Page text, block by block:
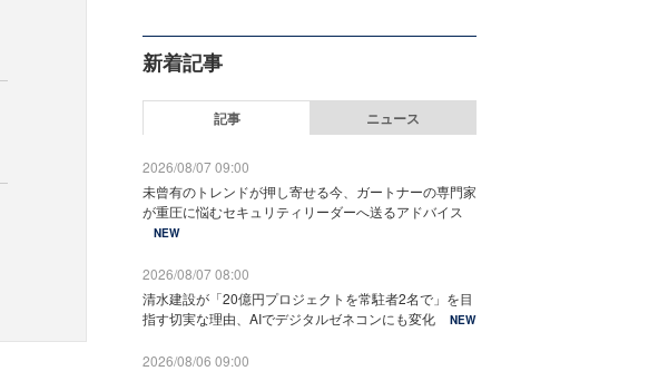
新着記事
記事 ニュース
2026/08/07 09:00
未曾有のトレンドが押し寄せる今、ガートナーの専門家
が重圧に悩むセキュリティリーダーへ送るアドバイス
NEW
2026/08/07 08:00
清水建設が「20億円プロジェクトを常駐者2名で」を目
指す切実な理由、AIでデジタルゼネコンにも変化
NEW
2026/08/06 09:00